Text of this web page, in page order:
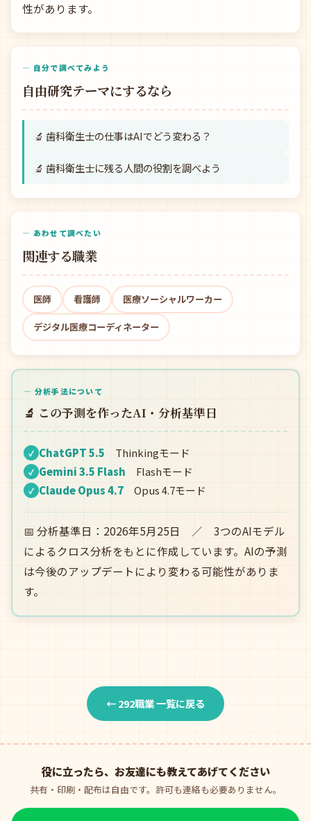
性があります。
— 自分で調べてみよう
自由研究テーマにするなら
🔬 歯科衛生士の仕事はAIでどう変わる？
🔬 歯科衛生士に残る人間の役割を調べよう
— あわせて調べたい
関連する職業
医師 看護師 医療ソーシャルワーカー
デジタル医療コーディネーター
— 分析手法について
🔬 この予測を作ったAI・分析基準日
✓ ChatGPT 5.5 Thinkingモード
✓ Gemini 3.5 Flash Flashモード
✓ Claude Opus 4.7 Opus 4.7モード
📅 分析基準日：2026年5月25日 ／ 3つのAIモデル
によるクロス分析をもとに作成しています。AIの予測
は今後のアップデートにより変わる可能性がありま
す。
← 292職業 一覧に戻る
役に立ったら、お友達にも教えてあげてください
共有・印刷・配布は自由です。許可も連絡も必要ありません。